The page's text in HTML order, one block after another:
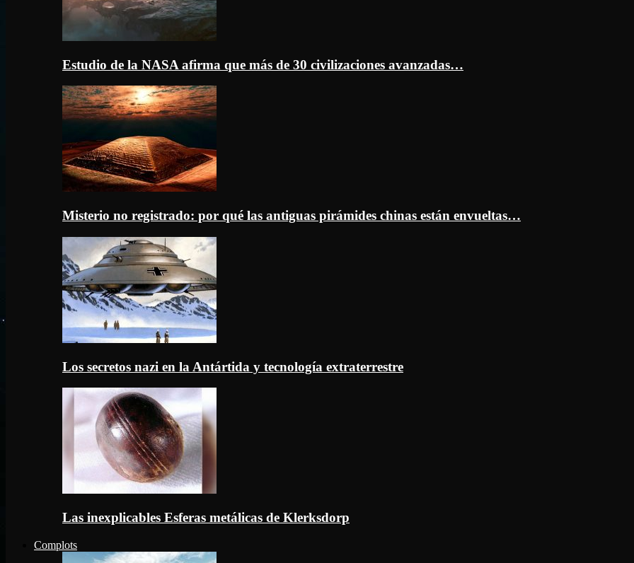
Estudio de la NASA afirma que más de 30 civilizaciones avanzadas…
Misterio no registrado: por qué las antiguas pirámides chinas están envueltas…
Los secretos nazi en la Antártida y tecnología extraterrestre
Las inexplicables Esferas metálicas de Klerksdorp
Complots